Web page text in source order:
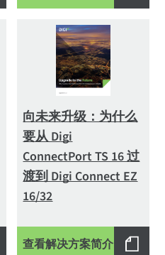
向未来升级：为什么
要从 Digi
ConnectPort TS 16 过
渡到 Digi Connect EZ
16/32
查看解决方案简介